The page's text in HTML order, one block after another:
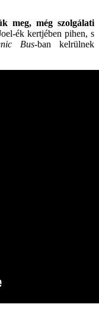
meg, még szolgálati
ék kertjében pihen, s
Bus-ban kelrülnek